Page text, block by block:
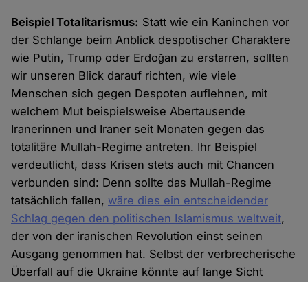
Beispiel Totalitarismus: Statt wie ein Kaninchen vor
der Schlange beim Anblick despotischer Charaktere
wie Putin, Trump oder Erdoğan zu erstarren, sollten
wir unseren Blick darauf richten, wie viele
Menschen sich gegen Despoten auflehnen, mit
welchem Mut beispielsweise Abertausende
Iranerinnen und Iraner seit Monaten gegen das
totalitäre Mullah-Regime antreten. Ihr Beispiel
verdeutlicht, dass Krisen stets auch mit Chancen
verbunden sind: Denn sollte das Mullah-Regime
tatsächlich fallen, wäre dies ein entscheidender
Schlag gegen den politischen Islamismus weltweit,
der von der iranischen Revolution einst seinen
Ausgang genommen hat. Selbst der verbrecherische
Überfall auf die Ukraine könnte auf lange Sicht